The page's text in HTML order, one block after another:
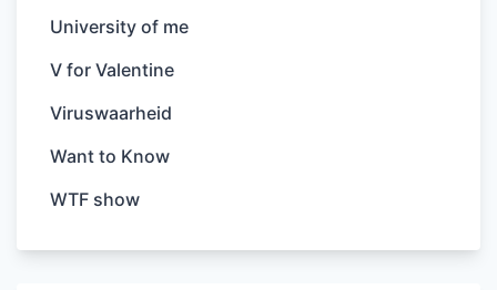
University of me
V for Valentine
Viruswaarheid
Want to Know
WTF show